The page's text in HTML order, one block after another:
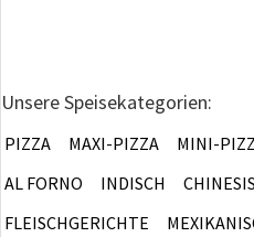
Unsere Speisekategorien:
PIZZA MAXI-PIZZA MINI-
AL FORNO
INDISCH
FLEISCHGERICHTE